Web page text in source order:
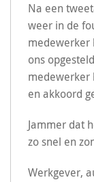
Na een
weer in de
medewerker
ons
medewerker
en akkoord
Jammer dat
zo snel en
Werkgever,